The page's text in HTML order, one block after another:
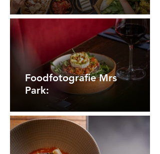
Foodfotografie Mrs
Park: